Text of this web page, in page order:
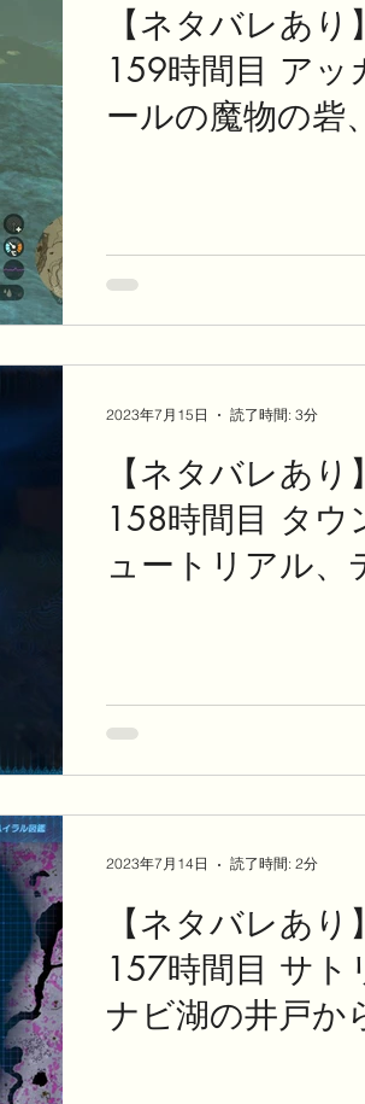
【ネタバレあ
159時間目 アッ
ールの魔物の砦
【ネタバレあ
158時間目 タウ
ュートリアル、
2023年7月15日 読了時間: 3分
【ネタバレあ
157時間目 サト
ナビ湖の井戸か
2023年7月14日 読了時間: 2分